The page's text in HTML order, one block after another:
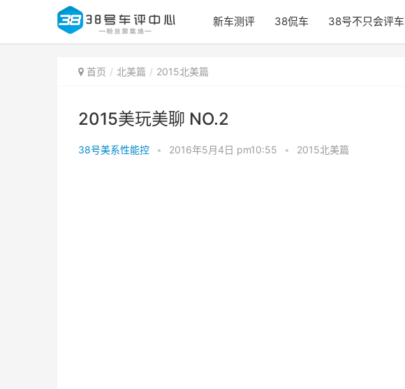
新车测评 38侃车 38号不只会评车
首页 北美篇 2015北美篇
2015美玩美聊 NO.2
38号美系性能控 • 2016年5月4日 pm10:55 • 2015北美篇